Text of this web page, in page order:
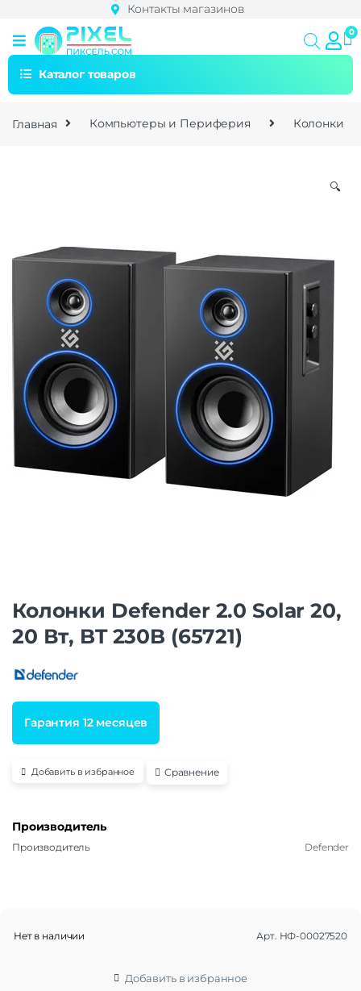
Контакты магазинов
Каталог товаров
Главная Компьютеры и Периферия Колонки
🔍
Колонки Defender 2.0 Solar 20,
20 Вт, BT 230B (65721)
Гарантия 12 месяцев
Добавить в избранное Сравнение
Производитель
Производитель Defender
Нет в наличии Арт. НФ-00027520
Добавить в избранное